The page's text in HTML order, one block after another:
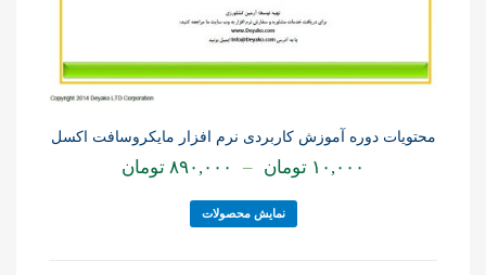
محتویات دوره آموزش کاربردی نرم افزار مایکروسافت اکسل
۱۰,۰۰۰ تومان – ۸۹۰,۰۰۰ تومان
نمایش محصولات